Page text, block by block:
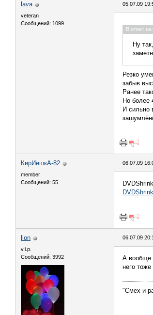
lava
veteran
Сообщений: 1099
05.07.09
В ответ на:
Ну
Резко
забыв
Ранее
Но более
И сильно
КирИешкА-82
member
Сообщений: 55
06.07.09
DVDShrink
lion
v.i.p.
Сообщений: 3992
06.07.09
А вообще
него
"Смех и